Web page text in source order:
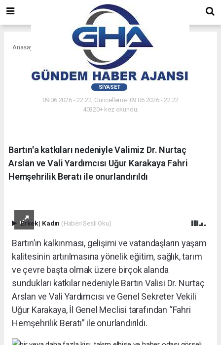
Anasayfa
Karakaya, Bartınlı Oldu
SIYASET
09.06.2026 - 22:22, Güncelleme: 09.06.2026 - 22:22
40320+ kez okundu.
Bartın'a katkıları nedeniyle Valimiz Dr. Nurtaç
Arslan ve Vali Yardımcısı Uğur Karakaya Fahri
Hemşehrilik Beratı ile onurlandırıldı
Erkek| Kadın (Haberi Sesli Oku)
Bartın’ın kalkınması, gelişimi ve vatandaşların yaşam
kalitesinin artırılmasına yönelik eğitim, sağlık, tarım
ve çevre başta olmak üzere birçok alanda
sundukları katkılar nedeniyle Bartın Valisi Dr. Nurtaç
Arslan ve Vali Yardımcısı ve Genel Sekreter Vekili
Uğur Karakaya, İl Genel Meclisi tarafından “Fahri
Hemşehrilik Beratı” ile onurlandırıldı.